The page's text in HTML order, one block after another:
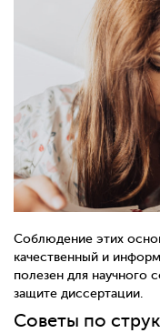
Соблюдение этих
качественный и
полезен для научного
защите диссертации.
Советы по